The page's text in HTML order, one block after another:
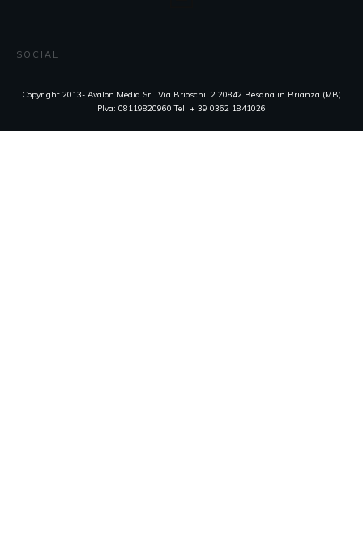
SOCIAL
Copyright 2013- Avalon Media SrL Via Brioschi, 2 20842 Besana in Brianza (MB)
PIva: 08119820960 Tel: + 39 0362 1841026